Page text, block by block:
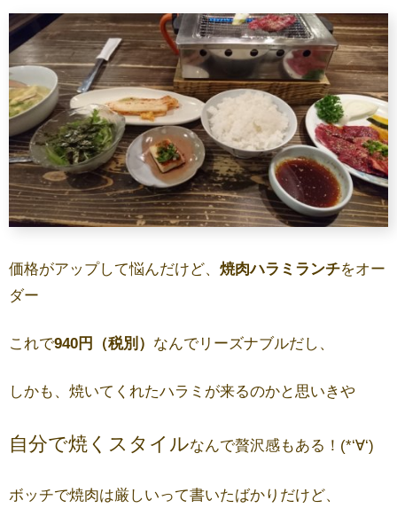
価格がアップして悩んだけど、 焼肉ハラミランチをオー
ダー
これで940円（税別） なんでリーズナブルだし、
しかも、焼いてくれたハラミが来るのかと思いきや
自分で焼くスタイルなんで贅沢感もある！(*‘∀‘)
ボッチで焼肉は厳しいって書いたばかりだけど、